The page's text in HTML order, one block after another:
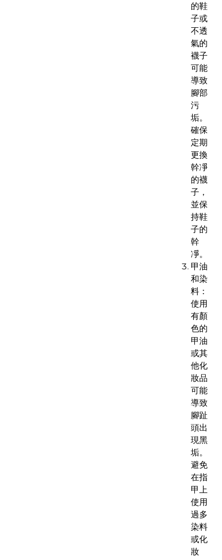
的鞋
子或
不透
氣的
襪子
可能
導致
腳部
污
垢。
確保
定期
更換
幹凈
的襪
子，
並保
持鞋
子的
幹
凈。
甲油
和染
料：
使用
有顏
色的
甲油
或其
他化
妝品
可能
導致
腳趾
頭出
現黑
垢。
避免
在指
甲上
使用
過多
染料
或化
妝